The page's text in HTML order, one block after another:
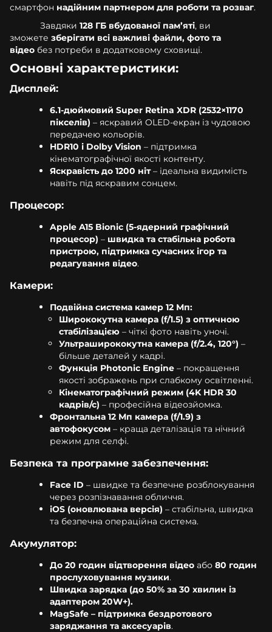
смартфон надійним партнером для роботи та розваг.
Завдяки 128 ГБ вбудованої пам’яті, ви
зможете зберігати всі важливі файли, фото та
відео без потреби в додатковому сховищі.
Основні характеристики:
Дисплей:
6.1-дюймовий Super Retina XDR (2532×1170
пікселів) – яскравий OLED-екран із чудовою
передачею кольорів.
HDR10 і Dolby Vision – підтримка
кінематографічної якості контенту.
Яскравість до 1200 ніт– ідеальна видимість
навіть під яскравим сонцем.
Процесор:
Apple A15 Bionic (5-ядерний графічний
процесор) – швидка та стабільна робота
пристрою, підтримка сучасних ігор та
редагування відео.
Камери:
Подвійна система камер 12 Мп:
Ширококутна камера (f/1.5) з оптичною
стабілізацією – чіткі фото навіть уночі.
Ультраширококутна камера (f/2.4, 120°) –
більше деталей у кадрі.
Функція Photonic Engine – покращення
якості зображень при слабкому освітленні.
Кінематографічний режим (4K HDR 30
кадрів/с) – професійна відеозйомка.
Фронтальна 12 Мп камера (f/1.9) з
автофокусом – краща деталізація та нічний
режим для селфі.
Безпека та програмне забезпечення:
Face ID – швидке та безпечне розблокування
через розпізнавання обличчя.
iOS (оновлювана версія) – стабільна, швидка
та безпечна операційна система.
Акумулятор:
До 20 годин відтворення відео або 80 годин
прослуховування музики.
Швидка зарядка (до 50% за 30 хвилин із
адаптером 20W+).
MagSafe – підтримка бездротового
заряджання та аксесуарів.